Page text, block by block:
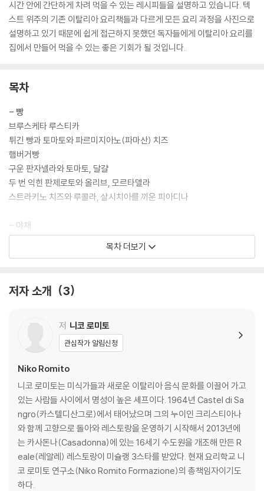
시간 안에 간단하게 차려 먹을 수 있는 레시피들을 설명하고 있습니다. 텍
스트 위주의 기존 이탈리아 요리책들과 다르게 모든 요리 과정을 사진으로
설명하고 있기 때문에 쉽게 접근하지 못했던 독자들에게 이탈리아 요리를
집에서 만들어 먹을 수 있는 좋은 기회가 될 것입니다.
목차
- 빵
브루스케타 루스티카
튀긴 빵과 토마토와 파르미지아노(파마산) 치즈
햄버거빵
구운 판자넬라와 토마토, 달걀
두 번 익힌 판제로토와 올리브, 모르타델라
스트라키노 치즈와 루콜라, 살시치아를 끼운 피아디나
- 야채
감자 크림과 달걀, 송로버섯
페코리노 치즈와 주키니 호박, 민트로 만든 팔로테
무청과 페코리노 치즈로 만든 폴페타
파르미지아노 소스를 넣은 주키니 플랜
근대와 셀러리, 사과를 넣은 스프
보리, 아티초크, 민트 스프
감자, 셀러리, 살시치아 소시지 스프
- 건파스타 & 생파스타
닭고기와 페코리노 치즈 소스 부카티니
카넬로니
기본 & 기교 베샤멜라 소스와 모르나이 소스
생토마토를 곁들인 화이트 소스
그라티나토 부팔라 카넬로니
목차 더보기
저자 소개 3
저 니코 로미토
관심작가 알림신청
Niko Romito
니코 로미토는 미식가들과 새로운 이탈리아 음식 문화를 이끌어 가고
있는 사람들 사이에서 명성이 높은 셰프이다. 1964년 Castel di Sa
ngro(카스텔디산그로)에서 태어났으며 그의 누이인 크리스티아나
와 함께 고향으로 돌아와 레스토랑을 운영하기 시작해서 2013년에
는 카사돈나(Casadonna)에 있는 16세기 수도원을 개조해 만든 R
eale(레알레) 레스토랑이 미슐랭 3스타를 받았다. 현재 요리학교 니
코 로미토 연구소(Niko Romito Formazione)의 총책임자이기도
하다.